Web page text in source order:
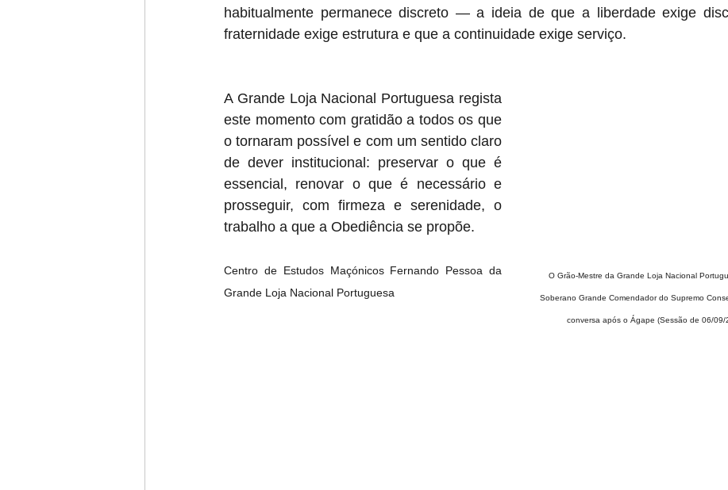
habitualmente permanece discreto — a ideia de que a liberdade exige
fraternidade exige estrutura e que a continuidade exige serviço.
O Grão-Mestre da Grande Loja Nacional
Soberano Grande Comendador do Supremo
conversa após o Ágape (Sessão de 06/09/
A Grande Loja Nacional Portuguesa regista
este momento com gratidão a todos os que
o tornaram possível e com um sentido claro
de dever institucional: preservar o que é
essencial, renovar o que é necessário e
prosseguir, com firmeza e serenidade, o
trabalho a que a Obediência se propõe.
Centro de Estudos Maçónicos Fernando Pessoa da
Grande Loja Nacional Portuguesa